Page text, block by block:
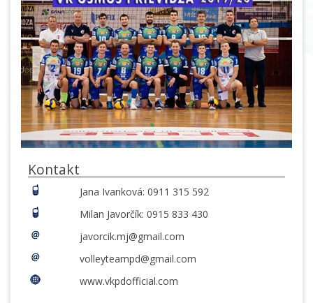
Kontakt
Jana Ivanková: 0911 315 592
Milan Javorčík: 0915 833 430
javorcik.mj@gmail.com
volleyteampd@gmail.com
www.vkpdofficial.com